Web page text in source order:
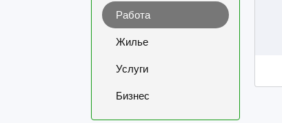
Работа
Жилье
Услуги
Бизнес